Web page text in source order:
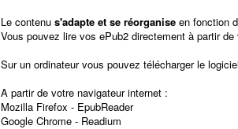
Le contenu s'adapte et se réorganise en fonction
Vous pouvez lire vos ePub2 directement à partir
Sur un ordinateur vous pouvez télécharger le logiciel
A partir de votre navigateur internet :
Mozilla Firefox - EpubReader
Google Chrome - Readium